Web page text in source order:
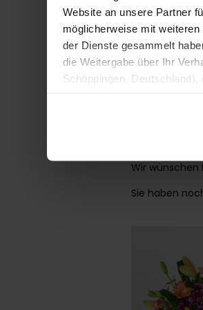
Website an unsere Partner
möglicherweise mit
der Dienste gesammelt
die Weitergabe über Ihr
Schöppingen,
Zimtbaum
das
mit sich und
globalem
Unsere
Für dieses
Blüten gut
Wir wünschen
Sie haben